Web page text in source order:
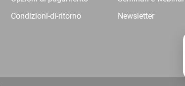
Condizioni-di-ritorno
Newsletter